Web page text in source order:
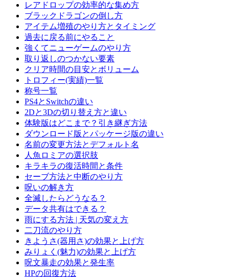
レアドロップの効率的な集め方
ブラックドラゴンの倒し方
アイテム増殖のやり方とタイミング
過去に戻る前にやること
強くてニューゲームのやり方
取り返しのつかない要素
クリア時間の目安とボリューム
トロフィー(実績)一覧
称号一覧
PS4とSwitchの違い
2Dと3Dの切り替え方と違い
体験版はどこまで？引き継ぎ方法
ダウンロード版とパッケージ版の違い
名前の変更方法とデフォルト名
人魚ロミアの選択肢
キラキラの復活時間と条件
セーブ方法と中断のやり方
呪いの解き方
全滅したらどうなる？
データ共有はできる？
雨にする方法 | 天気の変え方
二刀流のやり方
きようさ(器用さ)の効果と上げ方
みりょく(魅力)の効果と上げ方
呪文暴走の効果と発生率
HPの回復方法